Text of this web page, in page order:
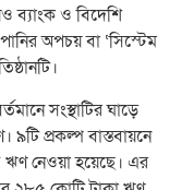
ব্যাংক ও বিদেশি
অপচয় বা ‘সিস্টেম
সংস্থাটির ঘাড়ে
প্রকল্প বাস্তবায়নে
ঋণ নেওয়া হয়েছে। এর